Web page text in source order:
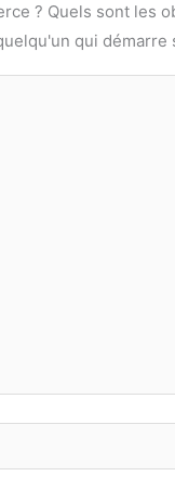
? Quels sont les
qui démarre